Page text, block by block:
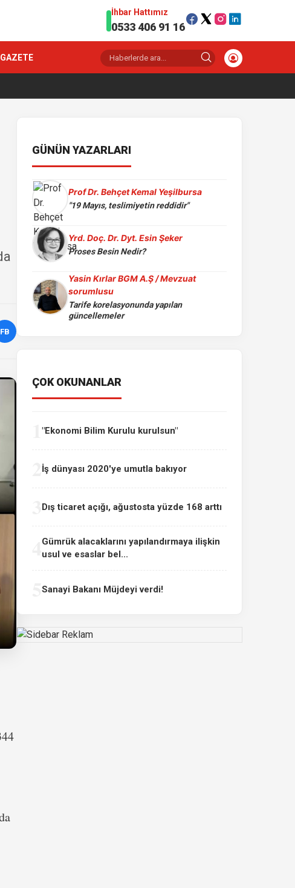
İhbar Hattımız
0533 406 91 16
FB
GÜNÜN YAZARLARI
Prof Dr. Behçet Kemal Yeşilbursa
"19 Mayıs, teslimiyetin reddidir"
Yrd. Doç. Dr. Dyt. Esin Şeker
Proses Besin Nedir?
Yasin Kırlar BGM A.Ş / Mevzuat
sorumlusu
Tarife korelasyonunda yapılan
güncellemeler
ÇOK OKUNANLAR
"Ekonomi Bilim Kurulu kurulsun"
İş dünyası 2020'ye umutla bakıyor
Dış ticaret açığı, ağustosta yüzde 168 arttı
Gümrük alacaklarını yapılandırmaya ilişkin
usul ve esaslar bel...
Sanayi Bakanı Müjdeyi verdi!